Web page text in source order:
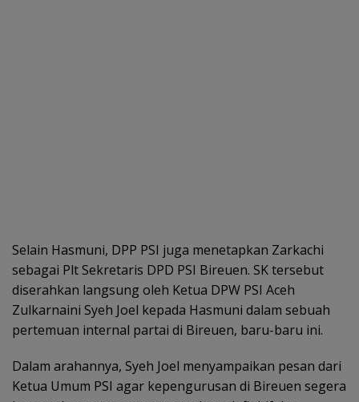
Selain Hasmuni, DPP PSI juga menetapkan Zarkachi
sebagai Plt Sekretaris DPD PSI Bireuen. SK tersebut
diserahkan langsung oleh Ketua DPW PSI Aceh
Zulkarnaini Syeh Joel kepada Hasmuni dalam sebuah
pertemuan internal partai di Bireuen, baru-baru ini.
Dalam arahannya, Syeh Joel menyampaikan pesan dari
Ketua Umum PSI agar kepengurusan di Bireuen segera